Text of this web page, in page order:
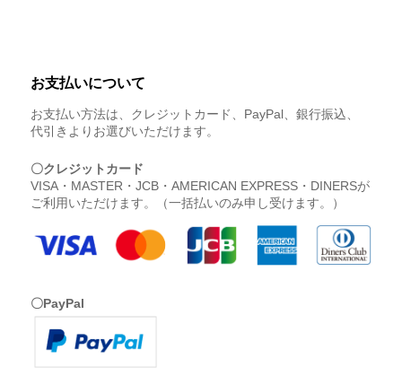
お支払いについて
お支払い方法は、クレジットカード、PayPal、銀行振込、
代引きよりお選びいただけます。
〇クレジットカード
VISA・MASTER・JCB・AMERICAN EXPRESS・DINERSが
ご利用いただけます。（一括払いのみ申し受けます。）
〇PayPal